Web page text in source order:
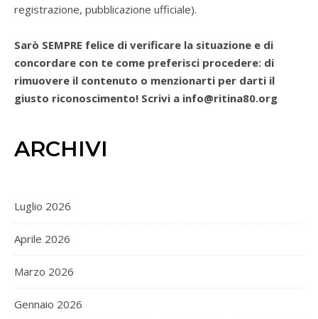
registrazione, pubblicazione ufficiale).
Sarò SEMPRE felice di verificare la situazione e di
concordare con te come preferisci procedere: di
rimuovere il contenuto o menzionarti per darti il
giusto riconoscimento! Scrivi a info@ritina80.org
ARCHIVI
Luglio 2026
Aprile 2026
Marzo 2026
Gennaio 2026